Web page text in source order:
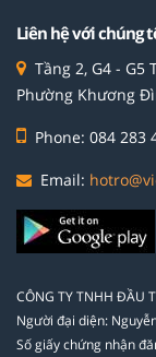
Liên hệ với chúng
Tầng 2, G4 - G5
Phường Khương
Phone: 084 283
Email:
CÔNG TY TNHH ĐẦU
Người đại diện:
Số giấy chứng nhận